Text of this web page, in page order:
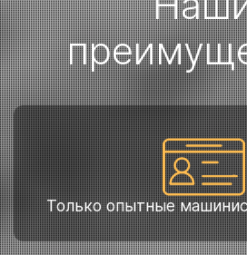
Только опытные